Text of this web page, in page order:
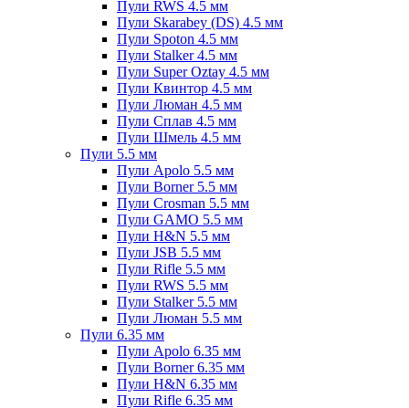
Пули RWS 4.5 мм
Пули Skarabey (DS) 4.5 мм
Пули Spoton 4.5 мм
Пули Stalker 4.5 мм
Пули Super Oztay 4.5 мм
Пули Квинтор 4.5 мм
Пули Люман 4.5 мм
Пули Сплав 4.5 мм
Пули Шмель 4.5 мм
Пули 5.5 мм
Пули Apolo 5.5 мм
Пули Borner 5.5 мм
Пули Crosman 5.5 мм
Пули GAMO 5.5 мм
Пули H&N 5.5 мм
Пули JSB 5.5 мм
Пули Rifle 5.5 мм
Пули RWS 5.5 мм
Пули Stalker 5.5 мм
Пули Люман 5.5 мм
Пули 6.35 мм
Пули Apolo 6.35 мм
Пули Borner 6.35 мм
Пули H&N 6.35 мм
Пули Rifle 6.35 мм